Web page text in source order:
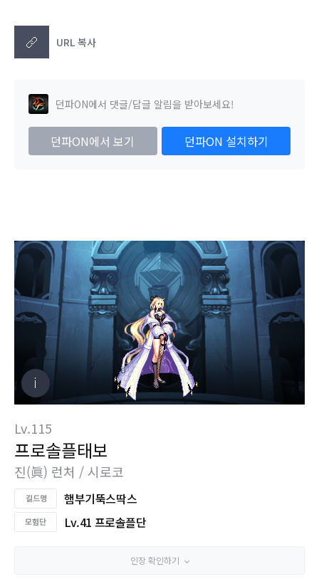
URL 복사
던파ON에서 댓글/답글 알림을 받아보세요!
던파ON에서 보기 던파ON 설치하기
Lv.115
프로솔플태보
진(眞) 런처 / 시로코
햄부기뚝스딱스
Lv.41 프로솔플단
인장 확인하기